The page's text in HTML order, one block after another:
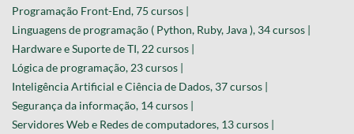
Programação Front-End, 75 cursos |
Linguagens de programação ( Python, Ruby, Java ), 34 cursos |
Hardware e Suporte de TI, 22 cursos |
Lógica de programação, 23 cursos |
Inteligência Artificial e Ciência de Dados, 37 cursos |
Segurança da informação, 14 cursos |
Servidores Web e Redes de computadores, 13 cursos |